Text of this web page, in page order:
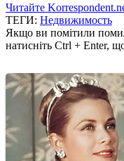
Читайте
ТЕГИ: Недвижимость
Якщо ви помітили
натисніть Ctrl + Enter,